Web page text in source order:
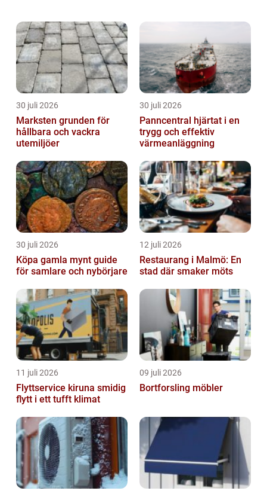
genomsyras av en mängd fascinerande
fakta. Lå...
30 juli 2026
Marksten grunden för
hållbara och vackra
utemiljöer
30 juli 2026
Panncentral hjärtat i en
trygg och effektiv
värmeanläggning
30 juli 2026
Köpa gamla mynt guide
för samlare och nybörjare
12 juli 2026
Restaurang i Malmö: En
stad där smaker möts
11 juli 2026
Flyttservice kiruna smidig
flytt i ett tufft klimat
09 juli 2026
Bortforsling möbler